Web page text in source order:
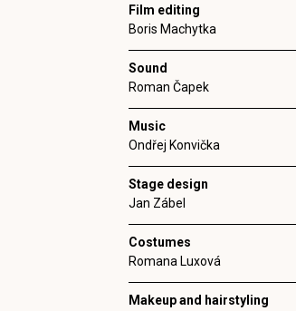
Film editing
Boris Machytka
Sound
Roman Čapek
Music
Ondřej Konvička
Stage design
Jan Zábel
Costumes
Romana Luxová
Makeup and hairstyling